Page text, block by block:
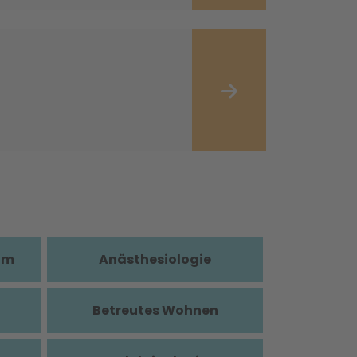
Anästhesiologie
Betreutes Wohnen